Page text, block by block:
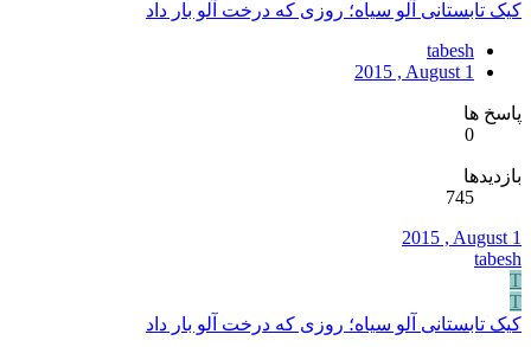
کیک تابستانی آلو سیاه؛ روزی که درخت آلو بار داد
tabesh
2015 , August 1
پاسخ ها
0
بازدیدها
745
2015 , August 1
tabesh
T
T
کیک تابستانی آلو سیاه؛ روزی که درخت آلو بار داد